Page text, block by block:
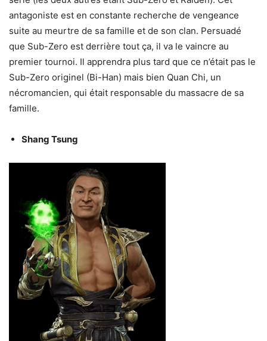
antagoniste est en constante recherche de vengeance
suite au meurtre de sa famille et de son clan. Persuadé
que Sub-Zero est derrière tout ça, il va le vaincre au
premier tournoi. Il apprendra plus tard que ce n’était pas le
Sub-Zero originel (Bi-Han) mais bien Quan Chi, un
nécromancien, qui était responsable du massacre de sa
famille.
Shang Tsung